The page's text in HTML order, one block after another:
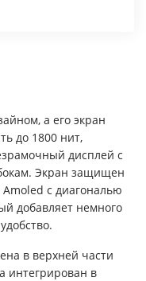
а его экран
до 1800 нит,
дисплей с
Экран защищен
с диагональю
добавляет немного
в верхней части
интегрирован в